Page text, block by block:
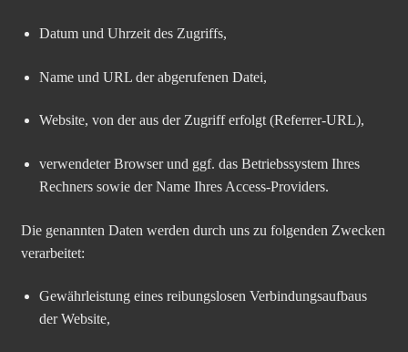
Datum und Uhrzeit des Zugriffs,
Name und URL der abgerufenen Datei,
Website, von der aus der Zugriff erfolgt (Referrer-URL),
verwendeter Browser und ggf. das Betriebssystem Ihres
Rechners sowie der Name Ihres Access-Providers.
Die genannten Daten werden durch uns zu folgenden Zwecken
verarbeitet:
Gewährleistung eines reibungslosen Verbindungsaufbaus
der Website,